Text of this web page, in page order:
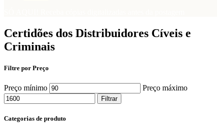
Certidões dos Distribuidores Cíveis e
Criminais
Filtre por Preço
Preço mínimo Preço máximo
Filtrar
Categorias de produto